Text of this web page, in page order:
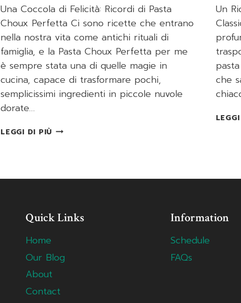
Una Coccola di Felicità: Ricordi di Pasta
Choux Perfetta Ci sono ricette che entrano
nella nostra vita come antichi rituali di
famiglia, e la Pasta Choux Perfetta per me
è sempre stata una di quelle magie in
cucina, capace di trasformare pochi,
semplicissimi ingredienti in piccole nuvole
dorate…
LEGGI DI PIÙ PASTA
Un
che
Quick Links
Home
Our Blog
About
Contact
Information
Schedule
FAQs